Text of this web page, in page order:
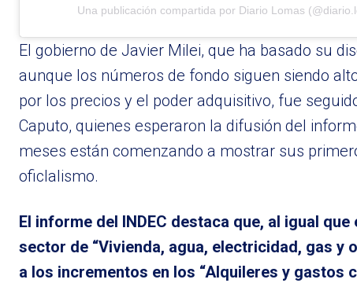
Una publicación compartida por Diario Lomas
El gobierno de Javier Milei, que ha basado su
aunque los números de fondo siguen siendo
por los precios y el poder adquisitivo, fue
Caputo, quienes esperaron la difusión del
meses están comenzando a mostrar sus
oficlalismo.
El informe del INDEC destaca que, al igual
sector de “Vivienda, agua, electricidad, gas y
a los incrementos en los “Alquileres y gastos